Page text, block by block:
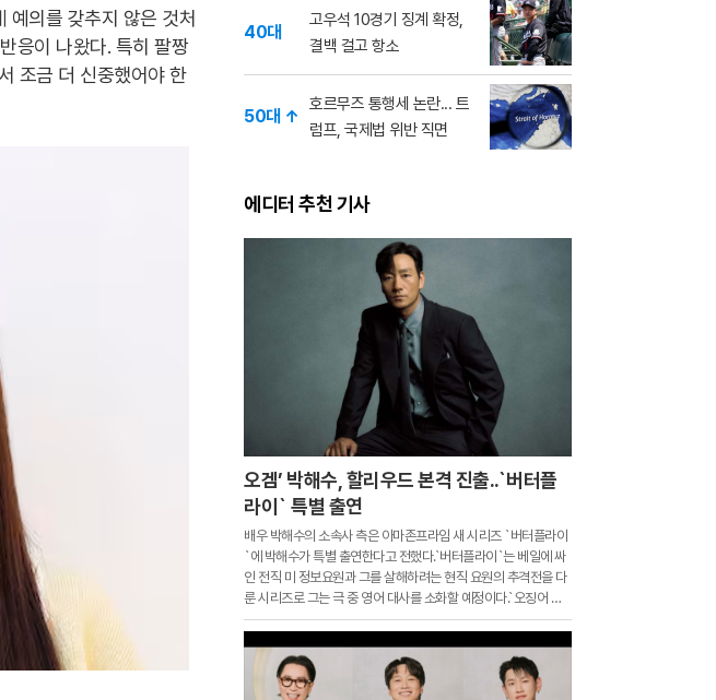
예의를 갖추지 않은 것처
응이 나왔다. 특히 팔짱
조금 더 신중했어야 한
40대
고우석 10경기 징계 확정,
결백 걸고 항소
50대 ↑
호르무즈 통행세 논란... 트
럼프, 국제법 위반 직면
에디터 추천 기사
오겜’ 박해수, 할리우드 본격 진출..`버터플
라이` 특별 출연
배우 박해수의 소속사 측은 아마존프라임 새 시리즈 `버터플라이
`에 박해수가 특별 출연한다고 전했다.`버터플라이`는 베일에 싸
인 전직 미 정보요원과 그를 살해하려는 현직 요원의 추격전을 다
룬 시리즈로 그는 극 중 영어 대사를 소화할 예정이다.`오징어 게
임`에서 최후의 2인 조상우 역을 통해 전 세계에 이름을 알린 그
74회 에미상에서 남우조연상 후보에 올랐던 그는 이후 미국 대형
에이전시 UTA와 계약을 맺고 본격적인 해외 활동에 나서고 있다.